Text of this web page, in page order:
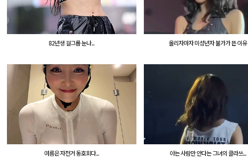
82년생 걸그룹 눈나... 올리자마자 미성년자 불가가 뜬 이유
여름은 자전거 동호회다... 아는 사람만 안다는 그녀의 클라쓰...